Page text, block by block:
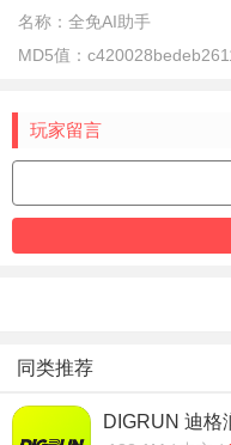
名称： 全免AI助手
MD5值：
玩家留言
同类推荐
DIGRUN 迪格